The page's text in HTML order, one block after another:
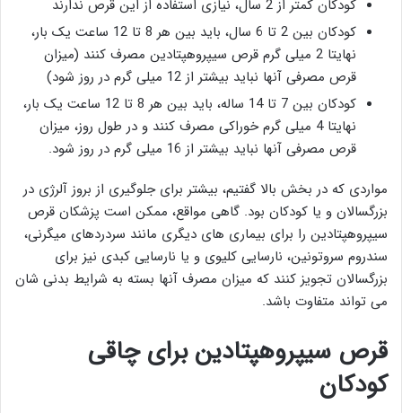
کودکان کمتر از 2 سال، نیازی استفاده از این قرص ندارند
کودکان بین 2 تا 6 سال، باید بین هر 8 تا 12 ساعت یک بار،
نهایتا 2 میلی گرم قرص سیپروهپتادین مصرف کنند (میزان
قرص مصرفی آنها نباید بیشتر از 12 میلی گرم در روز شود)
کودکان بین 7 تا 14 ساله، باید بین هر 8 تا 12 ساعت یک بار،
نهایتا 4 میلی گرم خوراکی مصرف کنند و در طول روز، میزان
قرص مصرفی آنها نباید بیشتر از 16 میلی گرم در روز شود.
مواردی که در بخش بالا گفتیم، بیشتر برای جلوگیری از بروز آلرژی در
بزرگسالان و یا کودکان بود. گاهی مواقع، ممکن است پزشکان قرص
سیپروهپتادین را برای بیماری های دیگری مانند سردردهای میگرنی،
سندروم سروتونین، نارسایی کلیوی و یا نارسایی کبدی نیز برای
بزرگسالان تجویز کنند که میزان مصرف آنها بسته به شرایط بدنی شان
می تواند متفاوت باشد.
قرص سیپروهپتادین برای چاقی
کودکان